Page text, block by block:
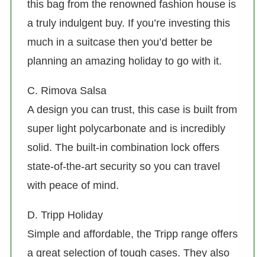
this bag from the renowned fashion house is
a truly indulgent buy. If you’re investing this
much in a suitcase then you’d better be
planning an amazing holiday to go with it.
C. Rimova Salsa
A design you can trust, this case is built from
super light polycarbonate and is incredibly
solid. The built-in combination lock offers
state-of-the-art security so you can travel
with peace of mind.
D. Tripp Holiday
Simple and affordable, the Tripp range offers
a great selection of tough cases. They also